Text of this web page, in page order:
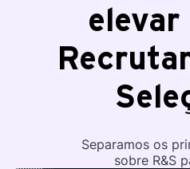
elevar
Separamos os
sobre R&S